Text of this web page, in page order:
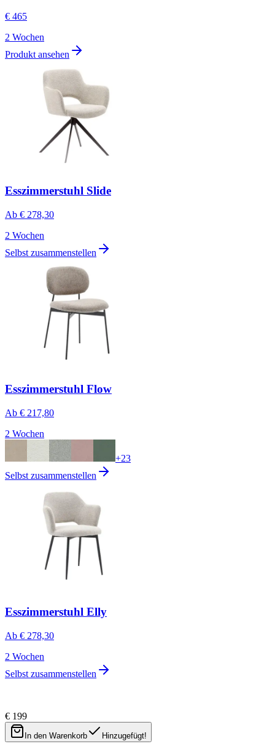
€ 465
2 Wochen
Produkt ansehen
Esszimmerstuhl Slide
Ab € 278,30
2 Wochen
Selbst zusammenstellen
Esszimmerstuhl Flow
Ab € 217,80
2 Wochen
+23
Selbst zusammenstellen
Esszimmerstuhl Elly
Ab € 278,30
2 Wochen
Selbst zusammenstellen
€ 199
In den Warenkorb Hinzugefügt!
Newsletter